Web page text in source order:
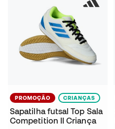
PROMOÇÃO CRIANÇAS
Sapatilha futsal Top Sala
Competition II Criança